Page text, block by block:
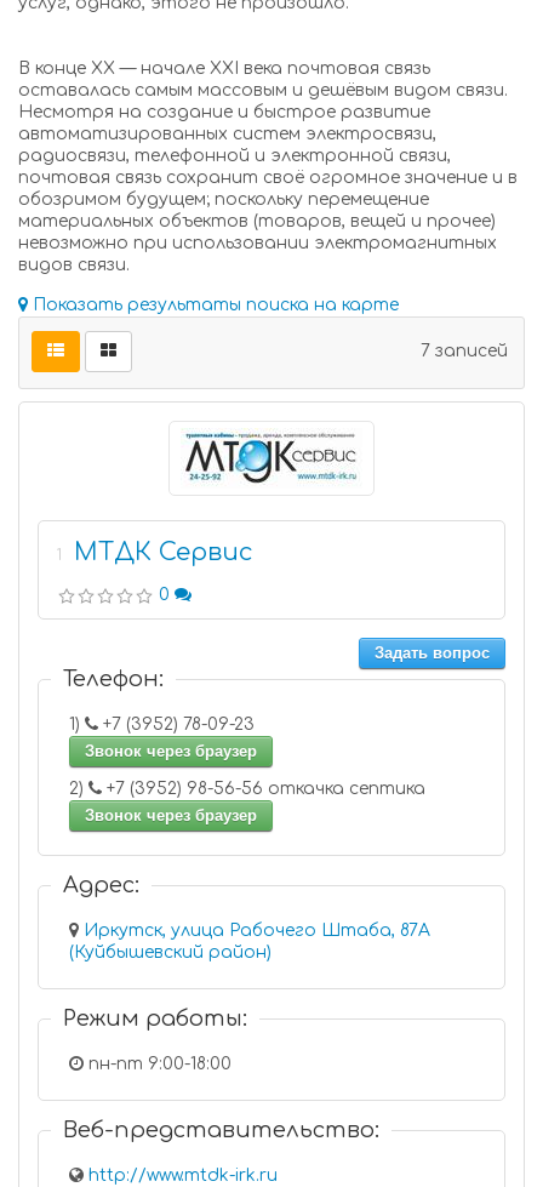
В конце XX — начале XXI века почтовая связь
оставалась самым массовым и дешёвым видом связи.
Несмотря на создание и быстрое развитие
автоматизированных систем электросвязи,
радиосвязи, телефонной и электронной связи,
почтовая связь сохранит своё огромное значение и в
обозримом будущем; поскольку перемещение
материальных объектов (товаров, вещей и прочее)
невозможно при использовании электромагнитных
видов связи.
Показать результаты поиска на карте
7 записей
1 МТДК Сервис
0
Задать вопрос
Телефон:
1)
+7 (3952) 78-09-23
Звонок через браузер
2)
+7 (3952) 98-56-56 откачка септика
Звонок через браузер
Адрес:
Иркутск, улица Рабочего Штаба, 87А
(Куйбышевский район)
Режим работы:
пн-пт 9:00-18:00
Веб-представительство:
http://www.mtdk-irk.ru